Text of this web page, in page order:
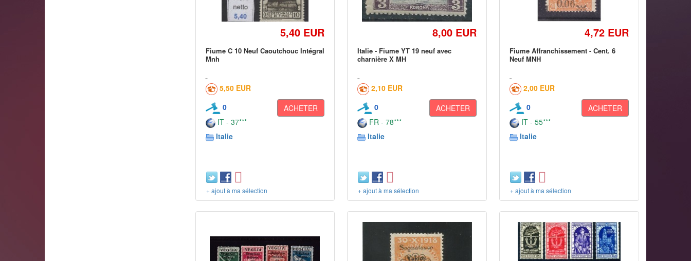
5,40 EUR
Fiume C 10 Neuf Caoutchouc Intégral
Mnh
5,50 EUR
0
ACHETER
IT - 37***
Italie
+ ajout à ma sélection
8,00 EUR
Italie - Fiume YT 19 neuf avec
charnière X MH
2,10 EUR
0
ACHETER
FR - 78***
Italie
+ ajout à ma sélection
4,72 EUR
Fiume Affranchissement - Cent. 6
Neuf MNH
2,00 EUR
0
ACHETER
IT - 55***
Italie
+ ajout à ma sélection